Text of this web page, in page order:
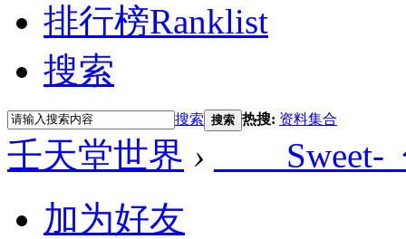
排行榜Ranklist
搜索
搜索 搜索 热搜: 资料集合
壬天堂世界 ›
____Sweet-
加为好友